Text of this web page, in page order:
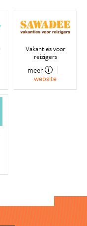
Vakanties voor
reizigers
meer
website